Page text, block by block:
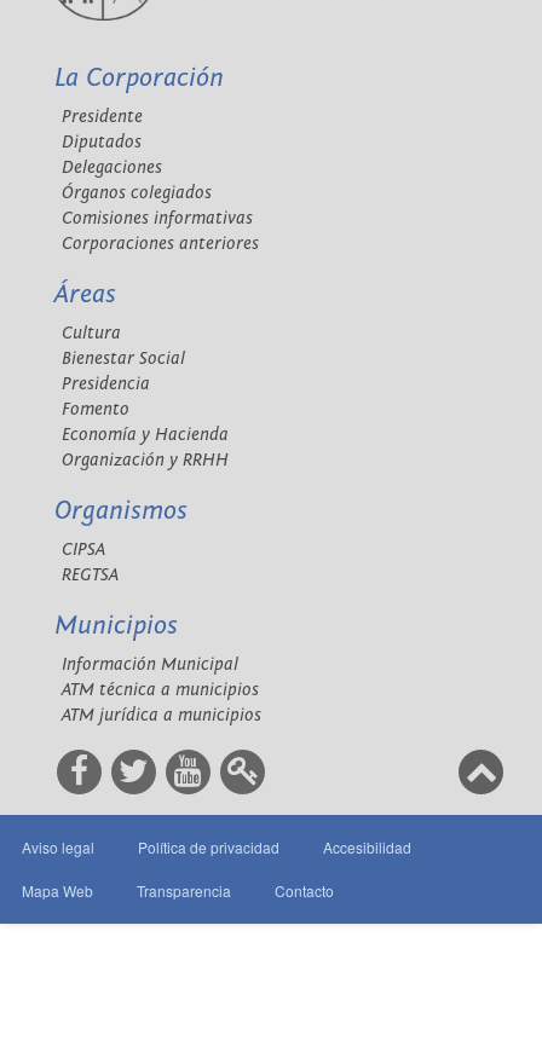
La Corporación
Presidente
Diputados
Delegaciones
Órganos colegiados
Comisiones informativas
Corporaciones anteriores
Áreas
Cultura
Bienestar Social
Presidencia
Fomento
Economía y Hacienda
Organización y RRHH
Organismos
CIPSA
REGTSA
Municipios
Información Municipal
ATM técnica a municipios
ATM jurídica a municipios
Aviso legal Política de privacidad Accesibilidad
Mapa Web Transparencia Contacto